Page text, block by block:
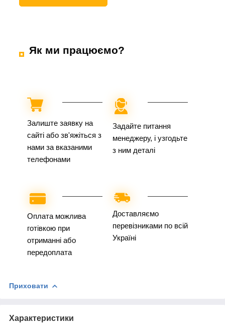
Як ми працюємо?
Залиште заявку на
сайті або зв'яжіться з
нами за вказаними
телефонами
Задайте питання
менеджеру, і узгодьте
з ним деталі
Оплата можлива
готівкою при
отриманні або
передоплата
Доставляємо
перевізниками по всій
Україні
Приховати
Характеристики